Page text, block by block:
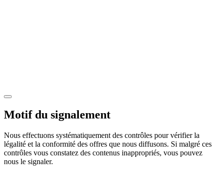
Motif du signalement
Nous effectuons systématiquement des contrôles pour vérifier la
légalité et la conformité des offres que nous diffusons. Si malgré ces
contrôles vous constatez des contenus inappropriés, vous pouvez
nous le signaler.